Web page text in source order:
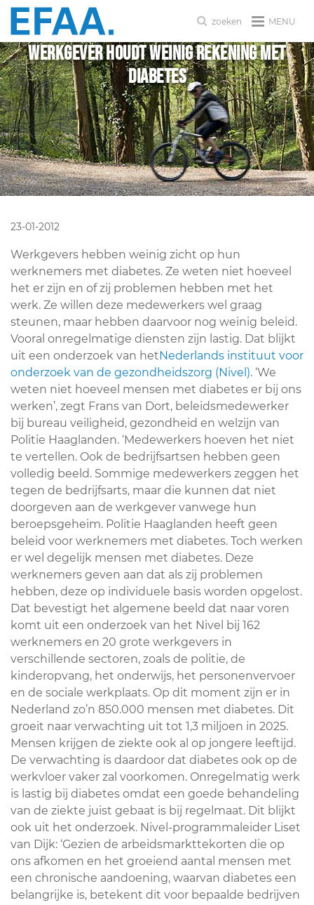
MENU
zoeken
Werkgever houdt weinig rekening met
diabetes
23-01-2012
Werkgevers hebben weinig zicht op hun
werknemers met diabetes. Ze weten niet hoeveel
het er zijn en of zij problemen hebben met het
werk. Ze willen deze medewerkers wel graag
steunen, maar hebben daarvoor nog weinig beleid.
Vooral onregelmatige diensten zijn lastig. Dat blijkt
uit een onderzoek van hetNederlands instituut voor
onderzoek van de gezondheidszorg (Nivel). ‘We
weten niet hoeveel mensen met diabetes er bij ons
werken’, zegt Frans van Dort, beleidsmedewerker
bij bureau veiligheid, gezondheid en welzijn van
Politie Haaglanden. ‘Medewerkers hoeven het niet
te vertellen. Ook de bedrijfsartsen hebben geen
volledig beeld. Sommige medewerkers zeggen het
tegen de bedrijfsarts, maar die kunnen dat niet
doorgeven aan de werkgever vanwege hun
beroepsgeheim. Politie Haaglanden heeft geen
beleid voor werknemers met diabetes. Toch werken
er wel degelijk mensen met diabetes. Deze
werknemers geven aan dat als zij problemen
hebben, deze op individuele basis worden opgelost.
Dat bevestigt het algemene beeld dat naar voren
komt uit een onderzoek van het Nivel bij 162
werknemers en 20 grote werkgevers in
verschillende sectoren, zoals de politie, de
kinderopvang, het onderwijs, het personenvervoer
en de sociale werkplaats. Op dit moment zijn er in
Nederland zo’n 850.000 mensen met diabetes. Dit
groeit naar verwachting uit tot 1,3 miljoen in 2025.
Mensen krijgen de ziekte ook al op jongere leeftijd.
De verwachting is daardoor dat diabetes ook op de
werkvloer vaker zal voorkomen. Onregelmatig werk
is lastig bij diabetes omdat een goede behandeling
van de ziekte juist gebaat is bij regelmaat. Dit blijkt
ook uit het onderzoek. Nivel-programmaleider Liset
van Dijk: ‘Gezien de arbeidsmarkttekorten die op
ons afkomen en het groeiend aantal mensen met
een chronische aandoening, waarvan diabetes een
belangrijke is, betekent dit voor bepaalde bedrijven